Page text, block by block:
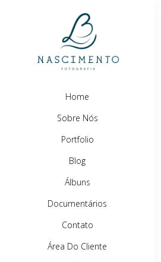
Home
Sobre Nós
Portfolio
Blog
Álbuns
Documentários
Contato
Área Do Cliente